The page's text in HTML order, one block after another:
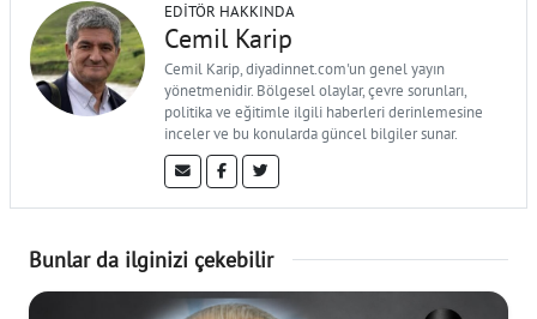
EDITÖR HAKKINDA
Cemil Karip
Cemil Karip, diyadinnet.com'un genel yayın
yönetmenidir. Bölgesel olaylar, çevre sorunları,
politika ve eğitimle ilgili haberleri derinlemesine
inceler ve bu konularda güncel bilgiler sunar.
Bunlar da ilginizi çekebilir